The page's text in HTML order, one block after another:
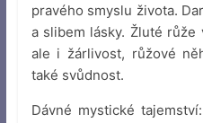
pravého smyslu života.
a slibem lásky. Žluté
ale i žárlivost, růžové
také svůdnost.
Dávné mystické